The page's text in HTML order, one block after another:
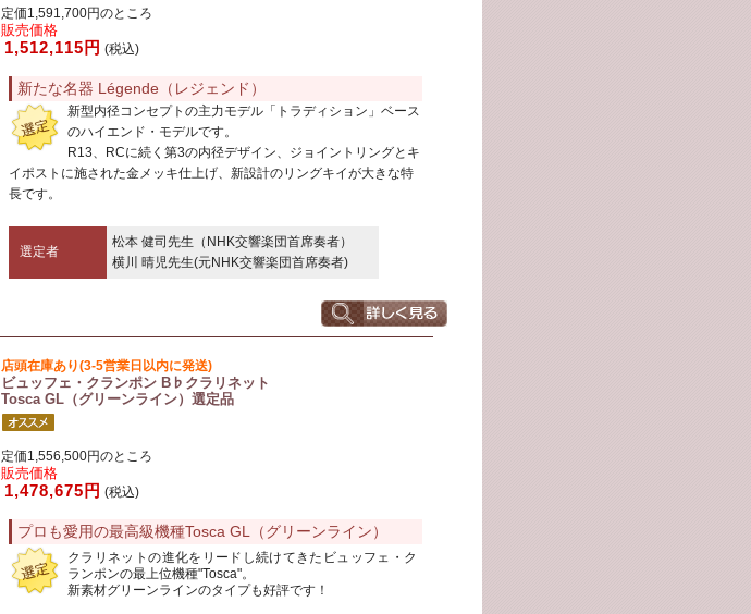
定価1,591,700円のところ
販売価格
1,512,115円 (税込)
新たな名器 Légende（レジェンド）
新型内径コンセプトの主力モデル「トラディション」ベース
のハイエンド・モデルです。
R13、RCに続く第3の内径デザイン、ジョイントリングとキ
イポストに施された金メッキ仕上げ、新設計のリングキイが大きな特
長です。
選定者
松本 健司先生（NHK交響楽団首席奏者）
横川 晴児先生(元NHK交響楽団首席奏者)
店頭在庫あり(3-5営業日以内に発送)
ビュッフェ・クランポン B♭クラリネット
Tosca GL（グリーンライン）選定品
定価1,556,500円のところ
販売価格
1,478,675円 (税込)
プロも愛用の最高級機種Tosca GL（グリーンライン）
クラリネットの進化をリードし続けてきたビュッフェ・ク
ランポンの最上位機種"Tosca"。
新素材グリーンラインのタイプも好評です！